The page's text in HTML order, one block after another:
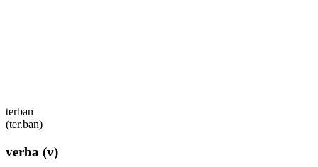
terban
(ter.ban)
verba (v)